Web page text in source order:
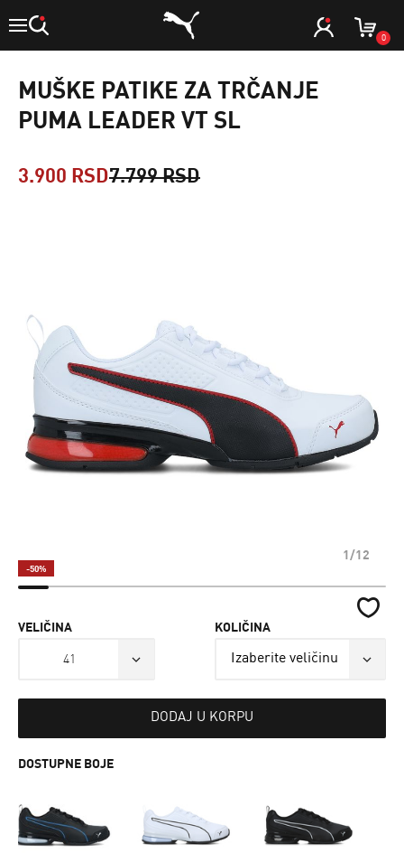
0
MUŠKE PATIKE ZA TRČANJE
PUMA LEADER VT SL
3.900 RSD7.799 RSD
1/12
-50%
VELIČINA
41
KOLIČINA
DODAJ U KORPU
DOSTUPNE BOJE